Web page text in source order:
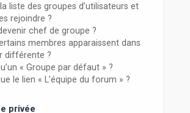
liste des groupes d’utilisateurs et
rejoindre ?
chef de groupe ?
membres apparaissent dans
différente ?
« Groupe par défaut » ?
le lien « L’équipe du forum » ?
privée